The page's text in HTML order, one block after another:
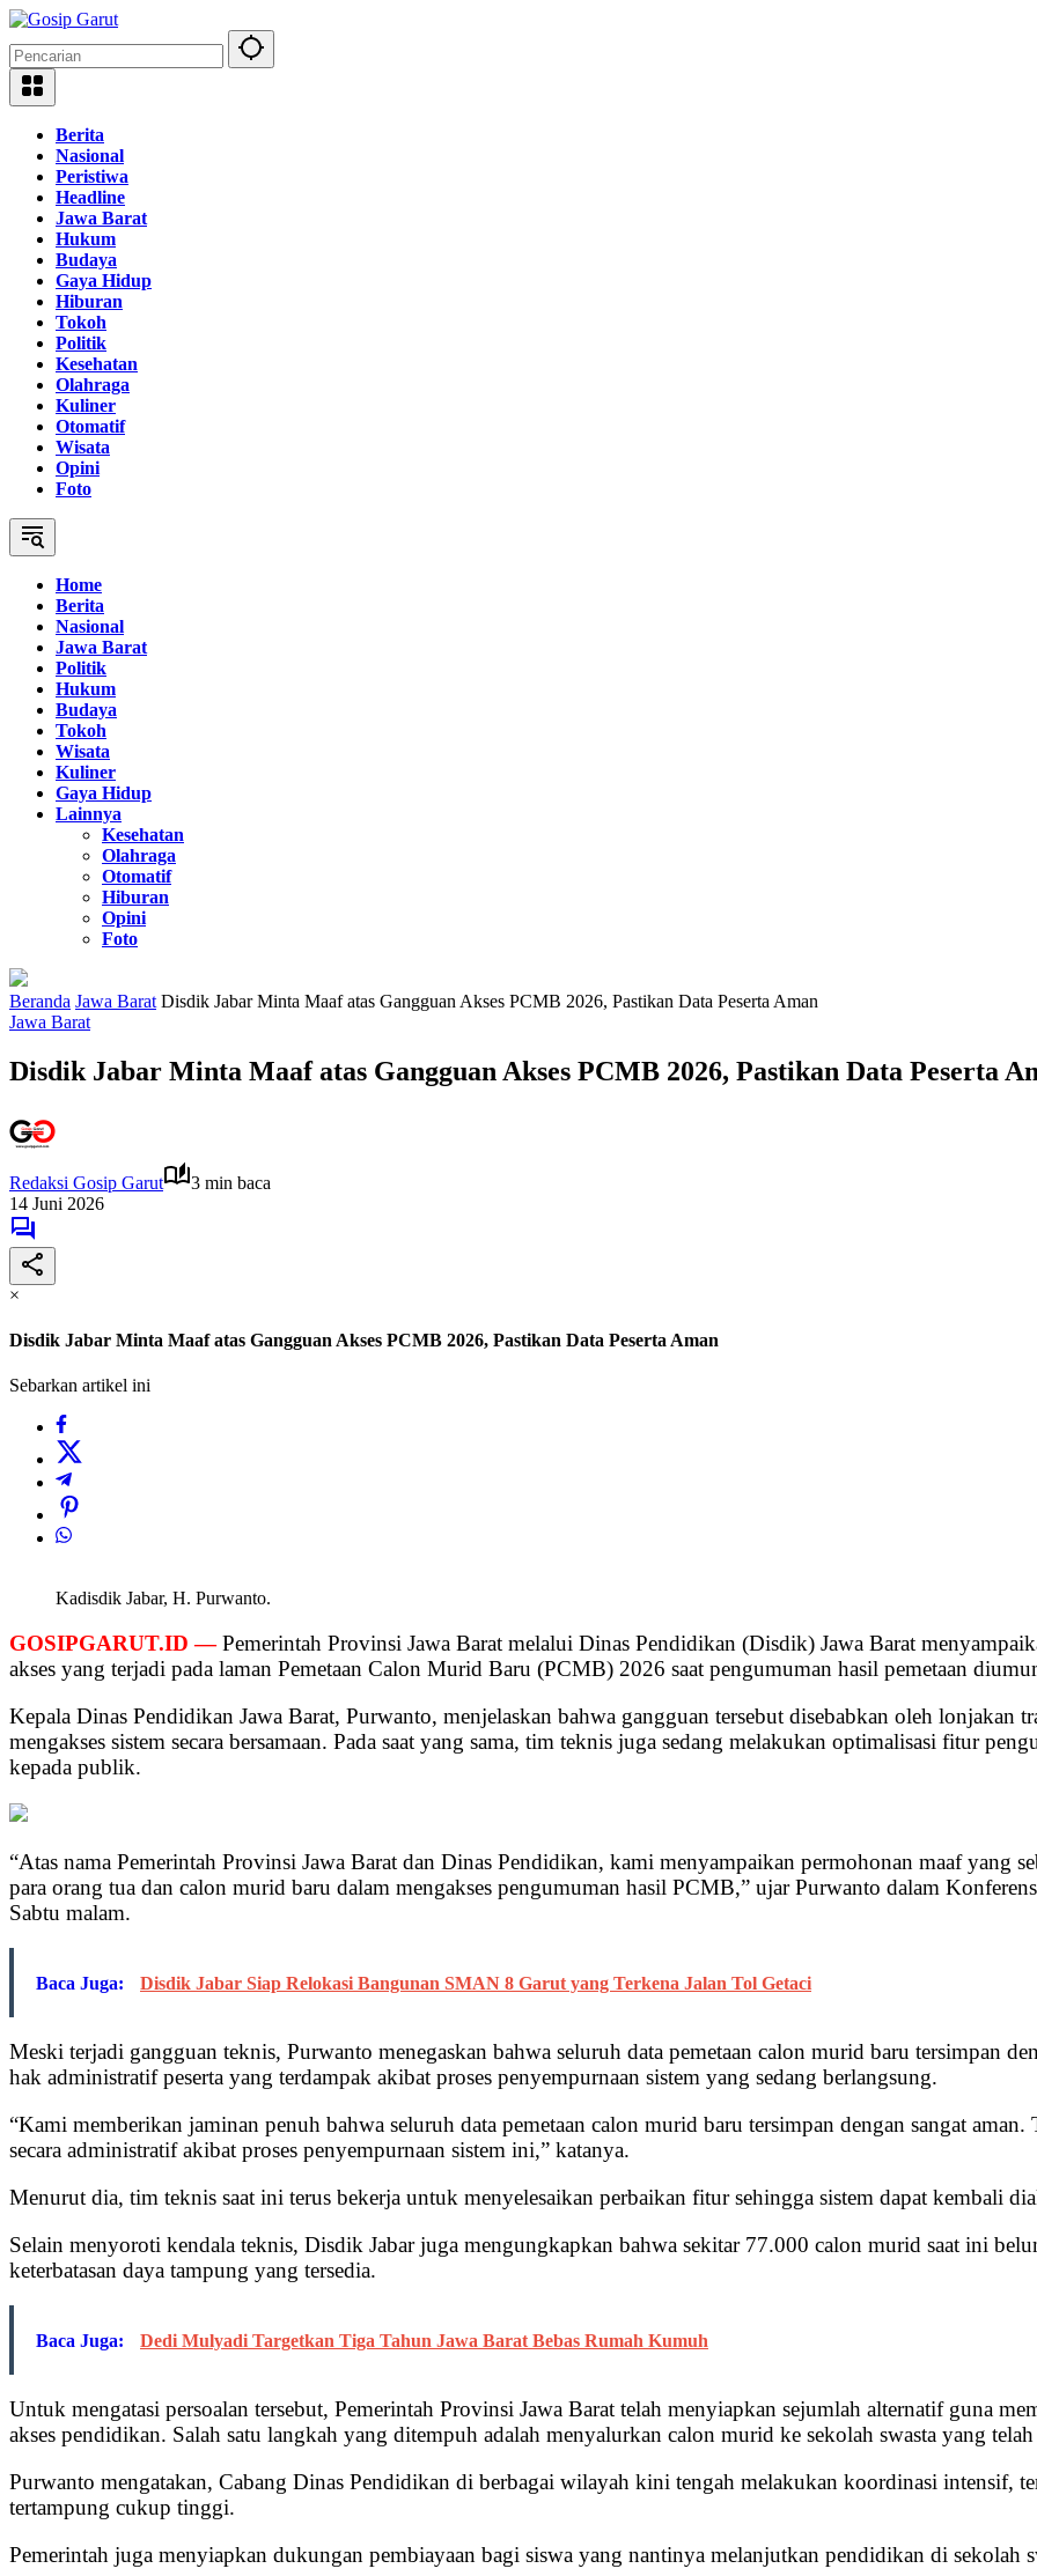
Langsung
konten
Berita
Nasional
Peristiwa
Headline
Jawa Barat
Hukum
Budaya
Gaya Hidup
Hiburan
Tokoh
Politik
Kesehatan
Olahraga
Kuliner
Otomatif
Wisata
Opini
Foto
Home
Berita
Nasional
Jawa Barat
Politik
Hukum
Budaya
Tokoh
Wisata
Kuliner
Gaya Hidup
Lainnya
Kesehatan
Olahraga
Otomatif
Hiburan
Opini
Foto
Beranda Jawa Barat Disdik Jabar Minta Maaf atas Gangguan Akses PCMB 2026, Pastikan Data Peserta Aman
Jawa Barat
Disdik Jabar Minta Maaf atas Gangguan Akses PCMB 2026, Pastikan Data Peserta
Redaksi Gosip Garut
3 min baca
14 Juni 2026
×
Disdik Jabar Minta Maaf atas Gangguan Akses PCMB 2026, Pastikan Data Peserta Aman
Sebarkan artikel ini
Kadisdik Jabar, H. Purwanto.
GOSIPGARUT.ID — Pemerintah Provinsi Jawa Barat melalui Dinas Pendidikan (Disdik) Jawa Barat
akses yang terjadi pada laman Pemetaan Calon Murid Baru (PCMB) 2026 saat pengumuman hasil pemetaan
Kepala Dinas Pendidikan Jawa Barat, Purwanto, menjelaskan bahwa gangguan tersebut disebabkan oleh
mengakses sistem secara bersamaan. Pada saat yang sama, tim teknis juga sedang melakukan optimalisasi fitur
kepada publik.
“Atas nama Pemerintah Provinsi Jawa Barat dan Dinas Pendidikan, kami menyampaikan permohonan maaf yang
para orang tua dan calon murid baru dalam mengakses pengumuman hasil PCMB,” ujar Purwanto dalam
Sabtu malam.
Baca Juga: Disdik Jabar Siap Relokasi Bangunan SMAN 8 Garut yang Terkena Jalan Tol Getaci
Meski terjadi gangguan teknis, Purwanto menegaskan bahwa seluruh data pemetaan calon murid baru tersimpan
hak administratif peserta yang terdampak akibat proses penyempurnaan sistem yang sedang berlangsung.
“Kami memberikan jaminan penuh bahwa seluruh data pemetaan calon murid baru tersimpan dengan sangat
secara administratif akibat proses penyempurnaan sistem ini,” katanya.
Menurut dia, tim teknis saat ini terus bekerja untuk menyelesaikan perbaikan fitur sehingga sistem dapat kembali
Selain menyoroti kendala teknis, Disdik Jabar juga mengungkapkan bahwa sekitar 77.000 calon murid saat ini
keterbatasan daya tampung yang tersedia.
Baca Juga: Dedi Mulyadi Targetkan Tiga Tahun Jawa Barat Bebas Rumah Kumuh
Untuk mengatasi persoalan tersebut, Pemerintah Provinsi Jawa Barat telah menyiapkan sejumlah alternatif guna
akses pendidikan. Salah satu langkah yang ditempuh adalah menyalurkan calon murid ke sekolah swasta yang
Purwanto mengatakan, Cabang Dinas Pendidikan di berbagai wilayah kini tengah melakukan koordinasi intensif,
tertampung cukup tinggi.
Pemerintah juga menyiapkan dukungan pembiayaan bagi siswa yang nantinya melanjutkan pendidikan di sekolah